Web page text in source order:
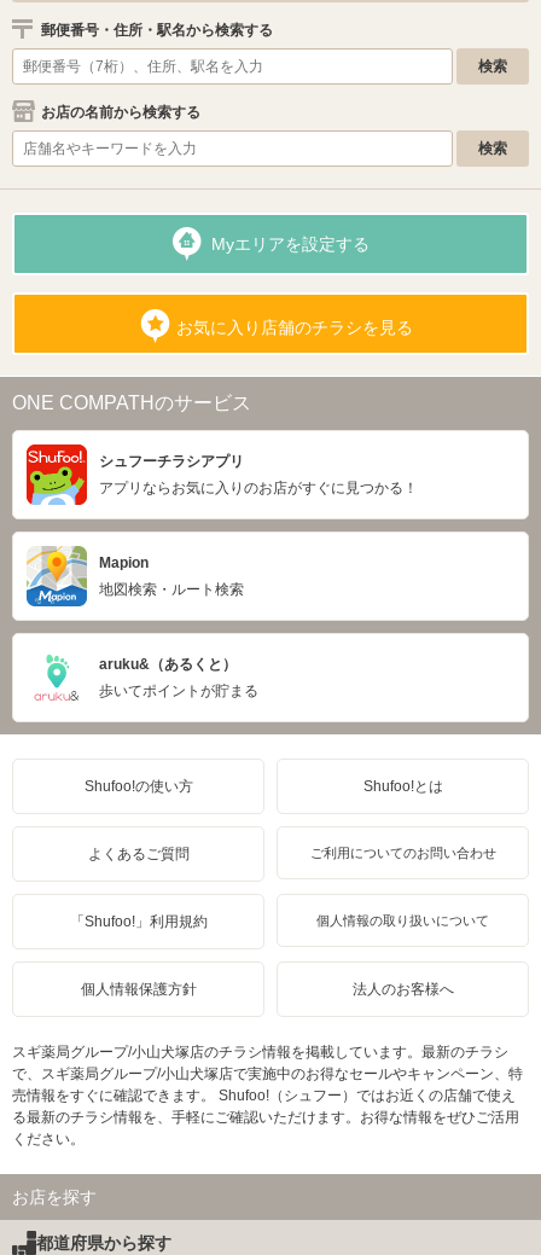
郵便番号・住所・駅名から検索する
お店の名前から検索する
Myエリアを設定する
お気に入り店舗のチラシを見る
ONE COMPATHのサービス
シュフーチラシアプリ
アプリならお気に入りのお店がすぐに見つかる！
Mapion
地図検索・ルート検索
aruku&（あるくと）
歩いてポイントが貯まる
Shufoo!の使い方 Shufoo!とは
よくあるご質問 ご利用についてのお問い合わせ
「Shufoo!」利用規約 個人情報の取り扱いについて
個人情報保護方針 法人のお客様へ
スギ薬局グループ/小山犬塚店のチラシ情報を掲載しています。最新のチラシ
で、スギ薬局グループ/小山犬塚店で実施中のお得なセールやキャンペーン、特
売情報をすぐに確認できます。 Shufoo!（シュフー）ではお近くの店舗で使え
る最新のチラシ情報を、手軽にご確認いただけます。お得な情報をぜひご活用
ください。
お店を探す
都道府県から探す